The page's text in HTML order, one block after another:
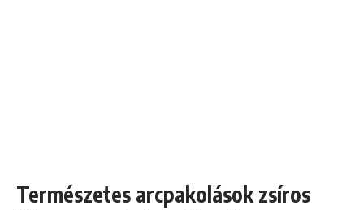
Természetes arcpakolások zsíros